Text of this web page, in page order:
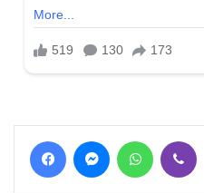
FacebookMessengerWhatsApp